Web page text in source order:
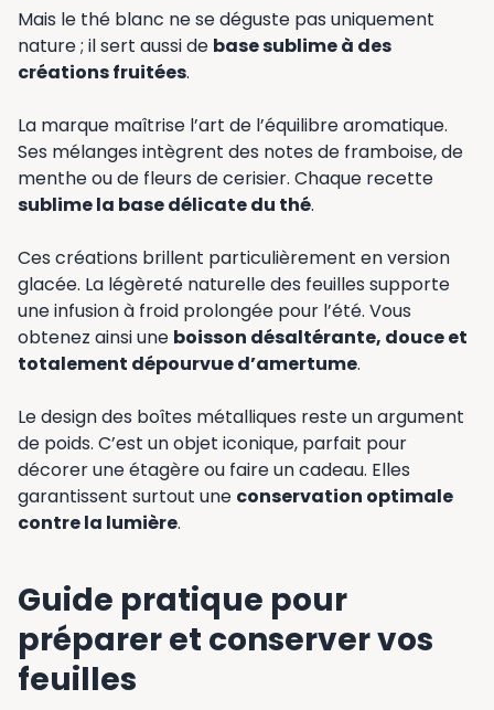
Mais le thé blanc ne se déguste pas uniquement
nature ; il sert aussi de base sublime à des
créations fruitées.
La marque maîtrise l’art de l’équilibre aromatique.
Ses mélanges intègrent des notes de framboise, de
menthe ou de fleurs de cerisier. Chaque recette
sublime la base délicate du thé.
Ces créations brillent particulièrement en version
glacée. La légèreté naturelle des feuilles supporte
une infusion à froid prolongée pour l’été. Vous
obtenez ainsi une boisson désaltérante, douce et
totalement dépourvue d’amertume.
Le design des boîtes métalliques reste un argument
de poids. C’est un objet iconique, parfait pour
décorer une étagère ou faire un cadeau. Elles
garantissent surtout une conservation optimale
contre la lumière.
Guide pratique pour
préparer et conserver vos
feuilles